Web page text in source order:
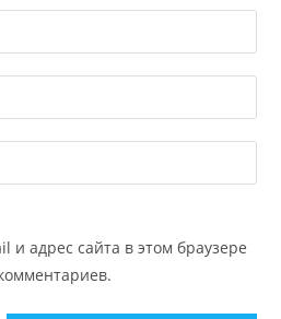
и адрес сайта в этом браузере